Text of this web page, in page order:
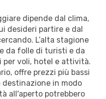
dipende dal clima,
desideri partire e dal
L’alta stagione
da folle di turisti e da
per voli, hotel e attività.
offre prezzi più bassi
in modo
all'aperto potrebbero